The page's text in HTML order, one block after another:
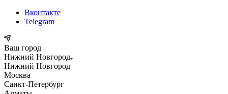
Вконтакте
Telegram
Ваш город
Нижний Новгород
Нижний Новгород
Москва
Санкт-Петербург